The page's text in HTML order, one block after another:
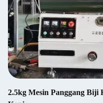
2.5kg Mesin Panggang Biji